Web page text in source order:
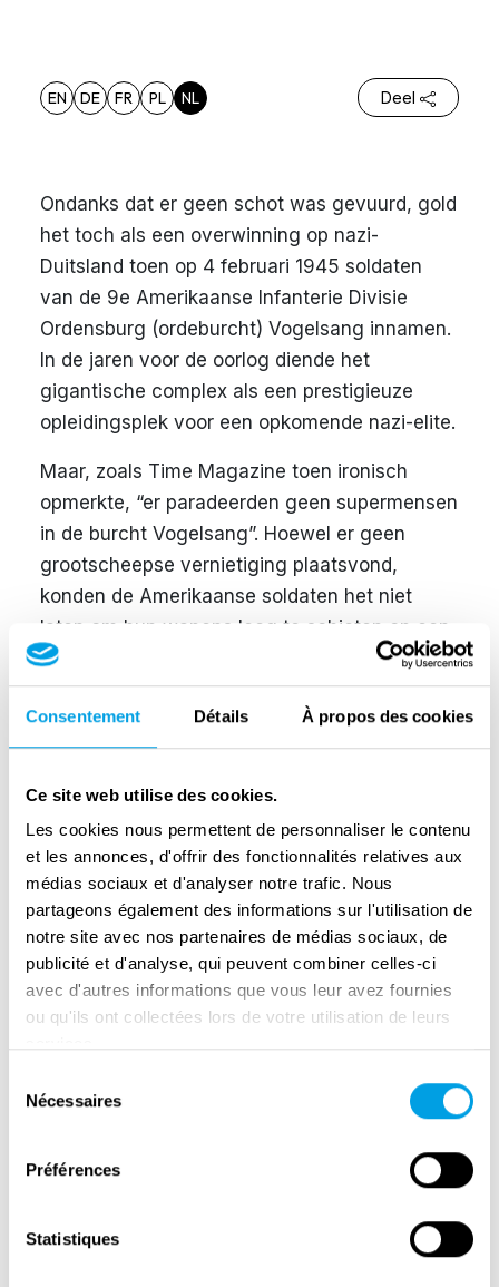
Consentement Détails À propos des cookies
Ce site web utilise des cookies.
Les cookies nous permettent de personnaliser le contenu
et les annonces, d'offrir des fonctionnalités relatives aux
médias sociaux et d'analyser notre trafic. Nous
partageons également des informations sur l'utilisation de
notre site avec nos partenaires de médias sociaux, de
publicité et d'analyse, qui peuvent combiner celles-ci
avec d'autres informations que vous leur avez fournies
ou qu'ils ont collectées lors de votre utilisation de leurs
Nécessaires
Préférences
Statistiques
EN DE FR PL NL Deel
Ondanks dat er geen schot was gevuurd, gold
het toch als een overwinning op nazi-
Duitsland toen op 4 februari 1945 soldaten
van de 9e Amerikaanse Infanterie Divisie
Ordensburg (ordeburcht) Vogelsang innamen.
In de jaren voor de oorlog diende het
gigantische complex als een prestigieuze
opleidingsplek voor een opkomende nazi-elite.
Maar, zoals Time Magazine toen ironisch
opmerkte, “er paradeerden geen supermensen
in de burcht Vogelsang”. Hoewel er geen
grootscheepse vernietiging plaatsvond,
konden de Amerikaanse soldaten het niet
laten om hun wapens leeg te schieten op een
aantal beelden die het superieure Germaanse
ras symboliseerden.De nationaalsocialistische
Ordensburg Vogelsang was een van de
grootste bouwprojecten van het derde rijk. Het
werd gebouwd in de jaren 30 in de stijl van
spectaculaire plek in de Eiffel, kijkt het uit over
het meer van Urft. Het was duidelijk bedoeld
om met zijn architectuur mensen te
imponeren. Vogelsang werd het
paradepaardje van het opschepperige
nationaalsocialisme. Het doel was om hier de
nationaalsocialistische leiders van de
junkers genaamd, werden militair, lichamelijk
en geestelijk gedrild, vaak in een sfeer van
ideologische en mystieke rituelen. Vogelsang
gaf zijn cadetten de overtuiging dat ze een
onvervreemdbaar recht op macht.